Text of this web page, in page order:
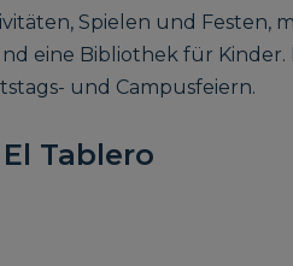
Spielen und Festen,
eine Bibliothek für Kinder.
und Campusfeiern.
Tablero